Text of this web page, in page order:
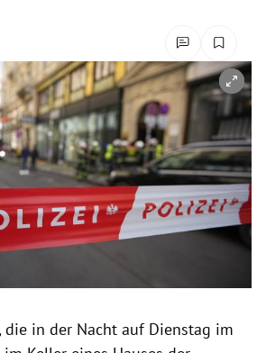
schließen
die in der Nacht auf Dienstag im